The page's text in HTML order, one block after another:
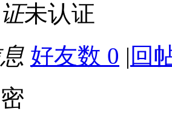
未认证
好友数 0 | 回